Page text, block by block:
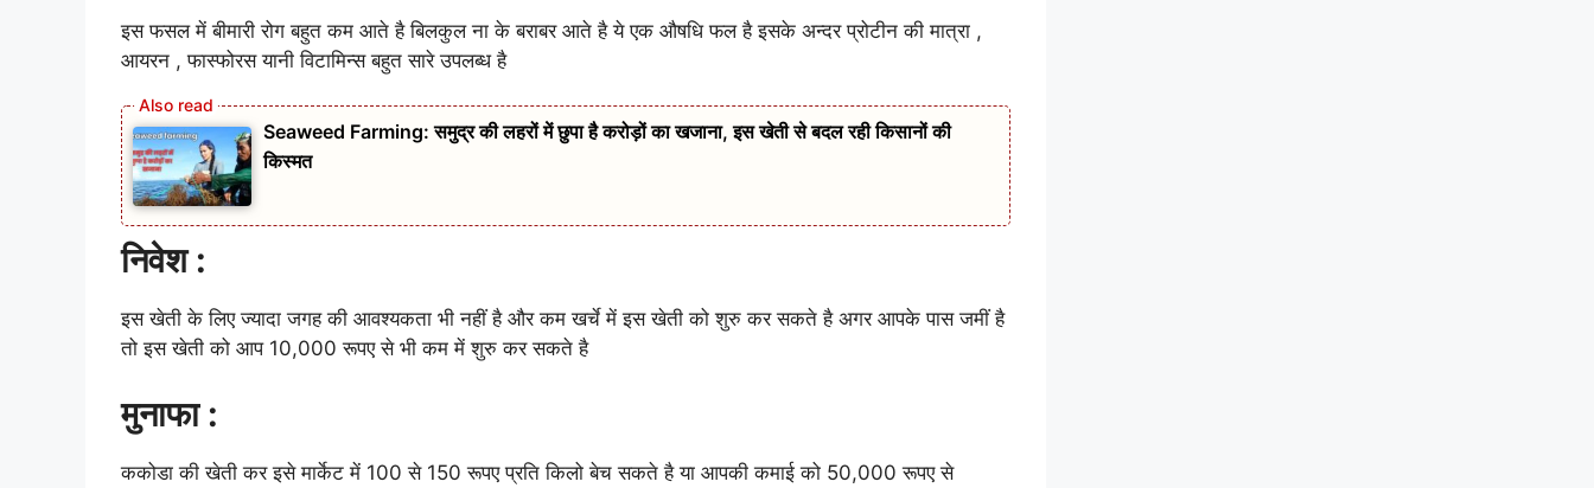
इस फसल में बीमारी रोग बहुत कम आते है बिलकुल ना के बराबर आते है ये एक औषधि फल है इसके अन्दर प्रोटीन की मात्रा ,
आयरन , फास्फोरस यानी विटामिन्स बहुत सारे उपलब्ध है
Seaweed Farming: समुद्र की लहरों में छुपा है करोड़ों का खजाना, इस खेती से बदल रही किसानों की
किस्मत
निवेश :
इस खेती के लिए ज्यादा जगह की आवश्यकता भी नहीं है और कम खर्चे में इस खेती को शुरु कर सकते है अगर आपके पास जमीं है
तो इस खेती को आप 10,000 रूपए से भी कम में शुरु कर सकते है
मुनाफा :
ककोडा की खेती कर इसे मार्केट में 100 से 150 रूपए प्रति किलो बेच सकते है या आपकी कमाई को 50,000 रूपए से